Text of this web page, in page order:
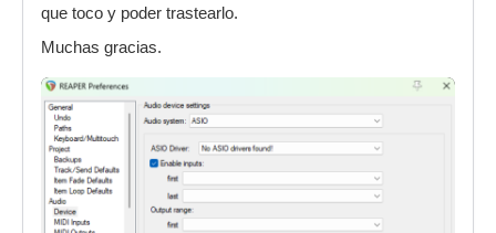
que toco y poder trastearlo.
Muchas gracias.